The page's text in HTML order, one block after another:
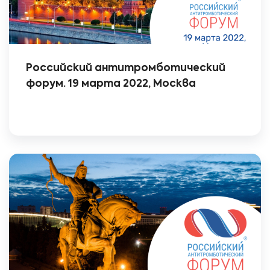
Российский антитромботический
форум. 19 марта 2022, Москва